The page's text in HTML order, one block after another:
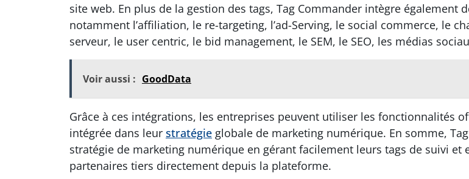
site web. En plus de la gestion des tags, Tag Commander intègre également
notamment l’affiliation, le re-targeting, l’ad-Serving, le social commerce, le
serveur, le user centric, le bid management, le SEM, le SEO, les médias
Voir aussi : GoodData
Grâce à ces intégrations, les entreprises peuvent utiliser les fonctionnalités
intégrée dans leur stratégie globale de marketing numérique. En somme,
stratégie de marketing numérique en gérant facilement leurs tags de suivi
partenaires tiers directement depuis la plateforme.